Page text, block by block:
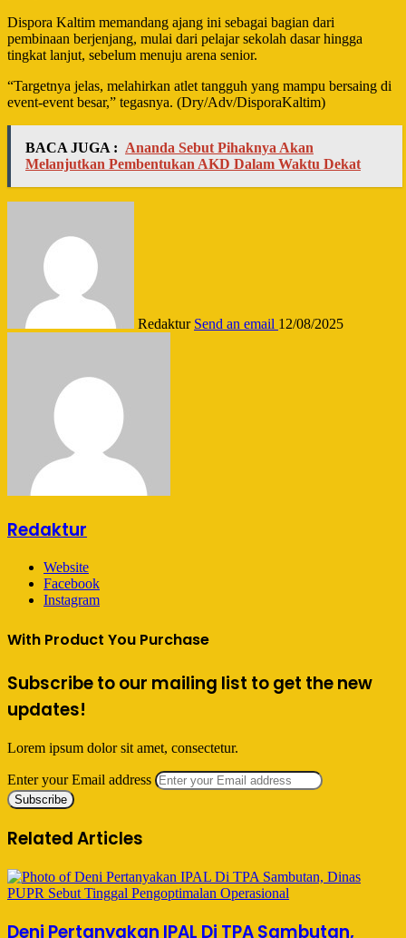
Dispora Kaltim memandang ajang ini sebagai bagian dari
pembinaan berjenjang, mulai dari pelajar sekolah dasar hingga
tingkat lanjut, sebelum menuju arena senior.
“Targetnya jelas, melahirkan atlet tangguh yang mampu bersaing di
event-event besar,” tegasnya. (Dry/Adv/DisporaKaltim)
BACA JUGA : Ananda Sebut Pihaknya Akan
Melanjutkan Pembentukan AKD Dalam Waktu Dekat
Redaktur Send an email 12/08/2025
Redaktur
Website
Facebook
Instagram
With Product You Purchase
Subscribe to our mailing list to get the new
updates!
Lorem ipsum dolor sit amet, consectetur.
Enter your Email address
Related Articles
Deni Pertanyakan IPAL Di TPA Sambutan,